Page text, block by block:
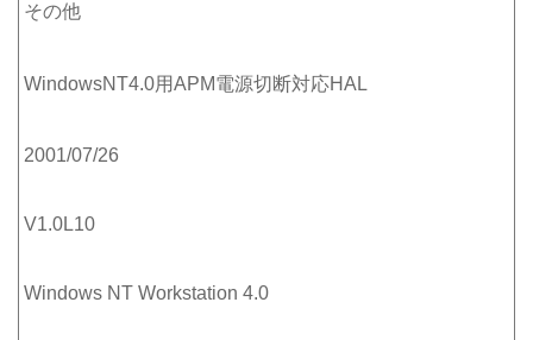
その他
WindowsNT4.0用APM電源切断対応HAL
2001/07/26
V1.0L10
Windows NT Workstation 4.0